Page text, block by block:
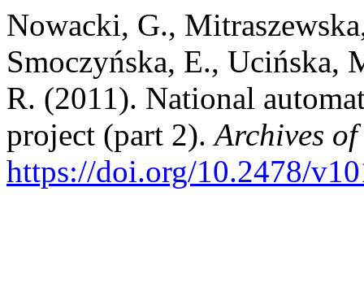
Nowacki, G.,
Smoczyńska, E., Ucińska,
R. (2011). National
project (part 2).Archives
https://doi.org/10.2478/